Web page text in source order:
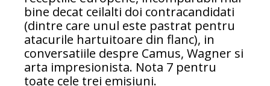
bine decat ceilalti doi contracandidati
(dintre care unul este pastrat pentru
atacurile hartuitoare din flanc), in
conversatiile despre Camus, Wagner si
arta impresionista. Nota 7 pentru
toate cele trei emisiuni.